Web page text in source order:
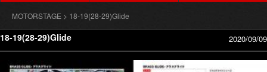
MOTORSTAGE > 18-19(28-29)Glide
18-19(28-29)Glide 2020/09/09